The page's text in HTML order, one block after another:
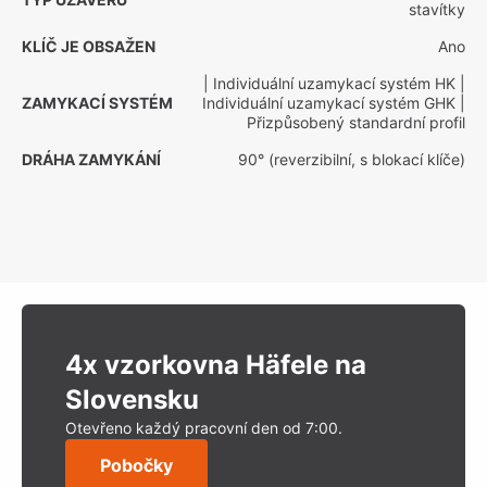
stavítky
KLÍČ JE OBSAŽEN
Ano
ZAMYKACÍ SYSTÉM
| Individuální uzamykací systém HK
Individuální uzamykací systém GHK
Přizpůsobený standardní profil
DRÁHA ZAMYKÁNÍ
90° (reverzibilní, s blokací klíče)
4x vzorkovna Häfele na
Slovensku
Otevřeno každý pracovní den od 7:00.
Pobočky